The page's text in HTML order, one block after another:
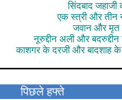
सिंदबाद जहाजी
एक स्त्री और तीन
जवान और मृत
नूरुद्दीन अली और
काशगर के दरजी और बादशाह
पिछले हफ्ते